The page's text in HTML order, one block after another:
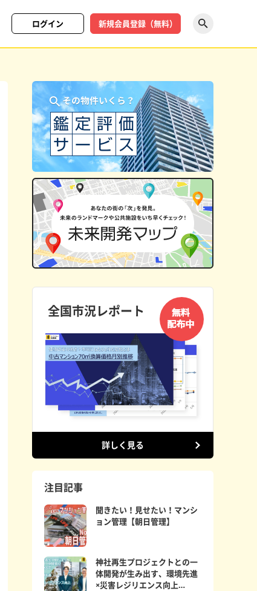
ログイン 新規会員登録（無料）
全国市況レポート
詳しく見る
注目記事
聞きたい！見せたい！マンシ
ョン管理【朝日管理】
神社再生プロジェクトとの一
体開発が生み出す、環境先進
×災害レジリエンス向上